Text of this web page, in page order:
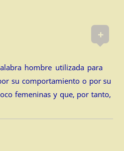
+
hombre utilizada para
su comportamiento o por su
femeninas y que, por tanto,